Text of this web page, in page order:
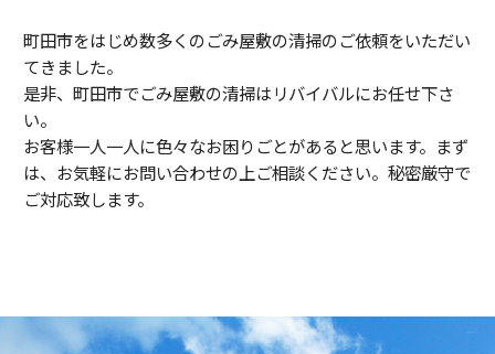
町田市をはじめ数多くのごみ屋敷の清掃のご依頼をいただい
てきました。
是非、町田市でごみ屋敷の清掃はリバイバルにお任せ下さ
い。
お客様一人一人に色々なお困りごとがあると思います。まず
は、お気軽にお問い合わせの上ご相談ください。秘密厳守で
ご対応致します。